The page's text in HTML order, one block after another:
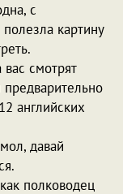
с
картину
смотрят
английских
давай
полководец